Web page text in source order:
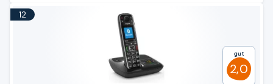
12
Gut
2,0